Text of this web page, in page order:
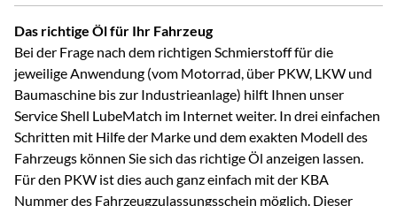
Das richtige Öl für Ihr Fahrzeug
Bei der Frage nach dem richtigen Schmierstoff für die
jeweilige Anwendung (vom Motorrad, über PKW, LKW und
Baumaschine bis zur Industrieanlage) hilft Ihnen unser
Service Shell LubeMatch im Internet weiter. In drei einfachen
Schritten mit Hilfe der Marke und dem exakten Modell des
Fahrzeugs können Sie sich das richtige Öl anzeigen lassen.
Für den PKW ist dies auch ganz einfach mit der KBA
Nummer des Fahrzeugzulassungsschein möglich. Dieser